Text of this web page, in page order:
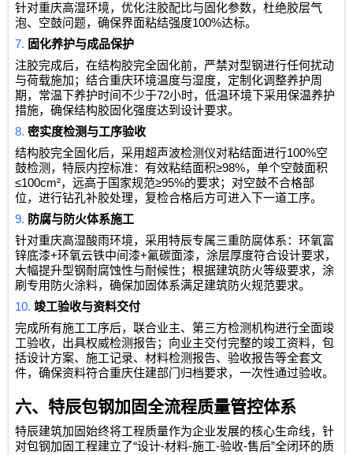
针对重庆高湿环境，优化注胶配比与固化参数，杜绝胶层气
泡、空鼓问题，确保界面粘结强度100%达标。
7. 固化养护与成品保护
注胶完成后，在结构胶完全固化前，严禁对型钢进行任何扰动
与荷载施加；结合重庆环境温度与湿度，定制化调整养护周
期，常温下养护时间不少于72小时，低温环境下采用保温养护
措施，确保结构胶固化强度达到设计要求。
8.密实度检测与工序验收
结构胶完全固化后，采用超声波检测仪对粘结面进行100%空
鼓检测，特辰内控标准：有效粘结面积≥98%，单个空鼓面积
≤100cm²，远高于国家规范≥95%的要求；对空鼓不合格部
位，进行钻孔补胶处理，复检合格后方可进入下一道工序。
9. 防腐与防火体系施工
针对重庆高湿酸雨环境，采用特辰专属三重防腐体系：环氧富
锌底漆+环氧云铁中间漆+氟碳面漆，涂层厚度符合设计要求，
大幅提升型钢耐腐蚀性与耐候性；根据建筑防火等级要求，涂
刷专用防火涂料，确保加固体系满足建筑防火规范要求。
10.竣工验收与资料交付
完成所有施工工序后，联合业主、第三方检测机构进行全面竣
工验收，出具权威检测报告；向业主交付完整的竣工资料，包
括设计方案、施工记录、材料检测报告、验收报告等全套文
件，确保资料符合重庆住建部门归档要求，一次性通过验收。
六、特辰包钢加固全流程质量管控体系
特辰建筑加固始终将工程质量作为企业发展的核心生命线，针
对包钢加固工程建立了“设计-材料-施工-验收-售后”全闭环的质